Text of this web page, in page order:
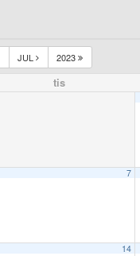
JUL 2023
tis
7
14